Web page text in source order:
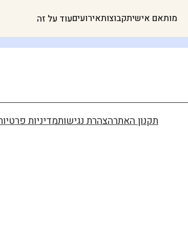
מותאם אישיתקבוצותאירועיםעוד על זה
תקנון האתרהצהרת נגישותמדיניות